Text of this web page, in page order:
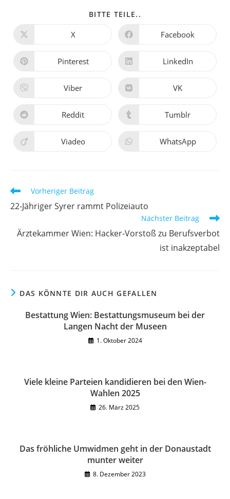
BITTE TEILE..
X Facebook
Pinterest LinkedIn
Viber VK
Reddit Tumblr
Viadeo WhatsApp
Vorheriger Beitrag
22-Jähriger Syrer rammt Polizeiauto
Nächster Beitrag
Ärztekammer Wien: Hacker-Vorstoß zu Berufsverbot
ist inakzeptabel
DAS KÖNNTE DIR AUCH GEFALLEN
Bestattung Wien: Bestattungsmuseum bei der
Langen Nacht der Museen
1. Oktober 2024
Viele kleine Parteien kandidieren bei den Wien-
Wahlen 2025
26. März 2025
Das fröhliche Umwidmen geht in der Donaustadt
munter weiter
8. Dezember 2023